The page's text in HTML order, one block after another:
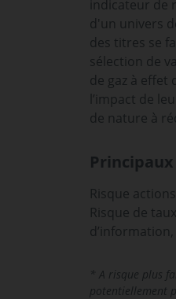
indicateur de
d'un univers
des titres se
sélection de
de gaz à effet
l’impact de
de nature à
Risque
Risque de
* A risque plus
potentiellement